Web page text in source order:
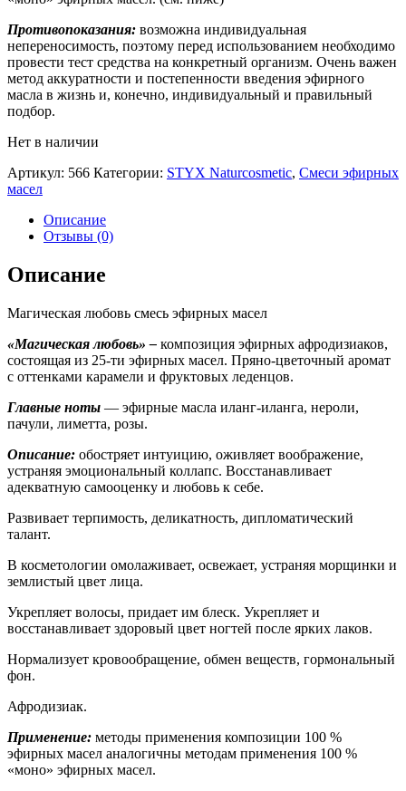
Противопоказания: возможна индивидуальная
непереносимость, поэтому перед использованием необходимо
провести тест средства на конкретный организм. Очень важен
метод аккуратности и постепенности введения эфирного
масла в жизнь и, конечно, индивидуальный и правильный
подбор.
Нет в наличии
Артикул: 566 Категории: STYX Naturcosmetic, Смеси эфирных
масел
Описание
Отзывы (0)
Описание
Магическая любовь смесь эфирных масел
«Магическая любовь» – композиция эфирных афродизиаков,
состоящая из 25-ти эфирных масел. Пряно-цветочный аромат
с оттенками карамели и фруктовых леденцов.
Главные ноты — эфирные масла иланг-иланга, нероли,
пачули, лиметта, розы.
Описание: обостряет интуицию, оживляет воображение,
устраняя эмоциональный коллапс. Восстанавливает
адекватную самооценку и любовь к себе.
Развивает терпимость, деликатность, дипломатический
талант.
В косметологии омолаживает, освежает, устраняя морщинки и
землистый цвет лица.
Укрепляет волосы, придает им блеск. Укрепляет и
восстанавливает здоровый цвет ногтей после ярких лаков.
Нормализует кровообращение, обмен веществ, гормональный
фон.
Афродизиак.
Применение: методы применения композиции 100 %
эфирных масел аналогичны методам применения 100 %
«моно» эфирных масел.